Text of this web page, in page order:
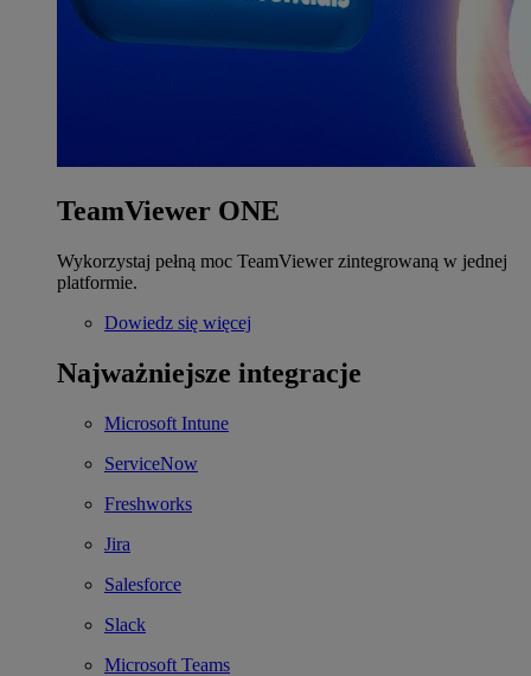
TeamViewer ONE
Wykorzystaj pełną moc TeamViewer zintegrowaną w jednej
platformie.
Dowiedz się więcej
Najważniejsze integracje
Microsoft Intune
ServiceNow
Freshworks
Jira
Salesforce
Slack
Microsoft Teams